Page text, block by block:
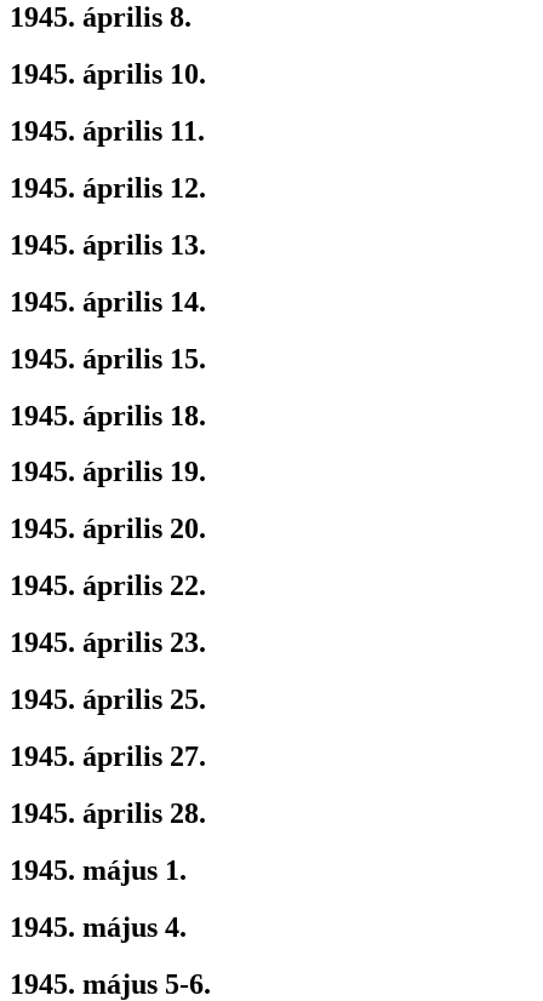
1945. április 8.
1945. április 10.
1945. április 11.
1945. április 12.
1945. április 13.
1945. április 14.
1945. április 15.
1945. április 18.
1945. április 19.
1945. április 20.
1945. április 22.
1945. április 23.
1945. április 25.
1945. április 27.
1945. április 28.
1945. május 1.
1945. május 4.
1945. május 5-6.